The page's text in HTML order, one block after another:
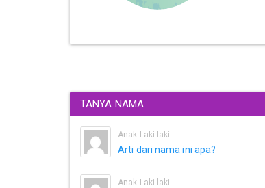
TANYA NAMA
Anak Laki-laki
Arti dari nama ini apa?
Anak Laki-laki